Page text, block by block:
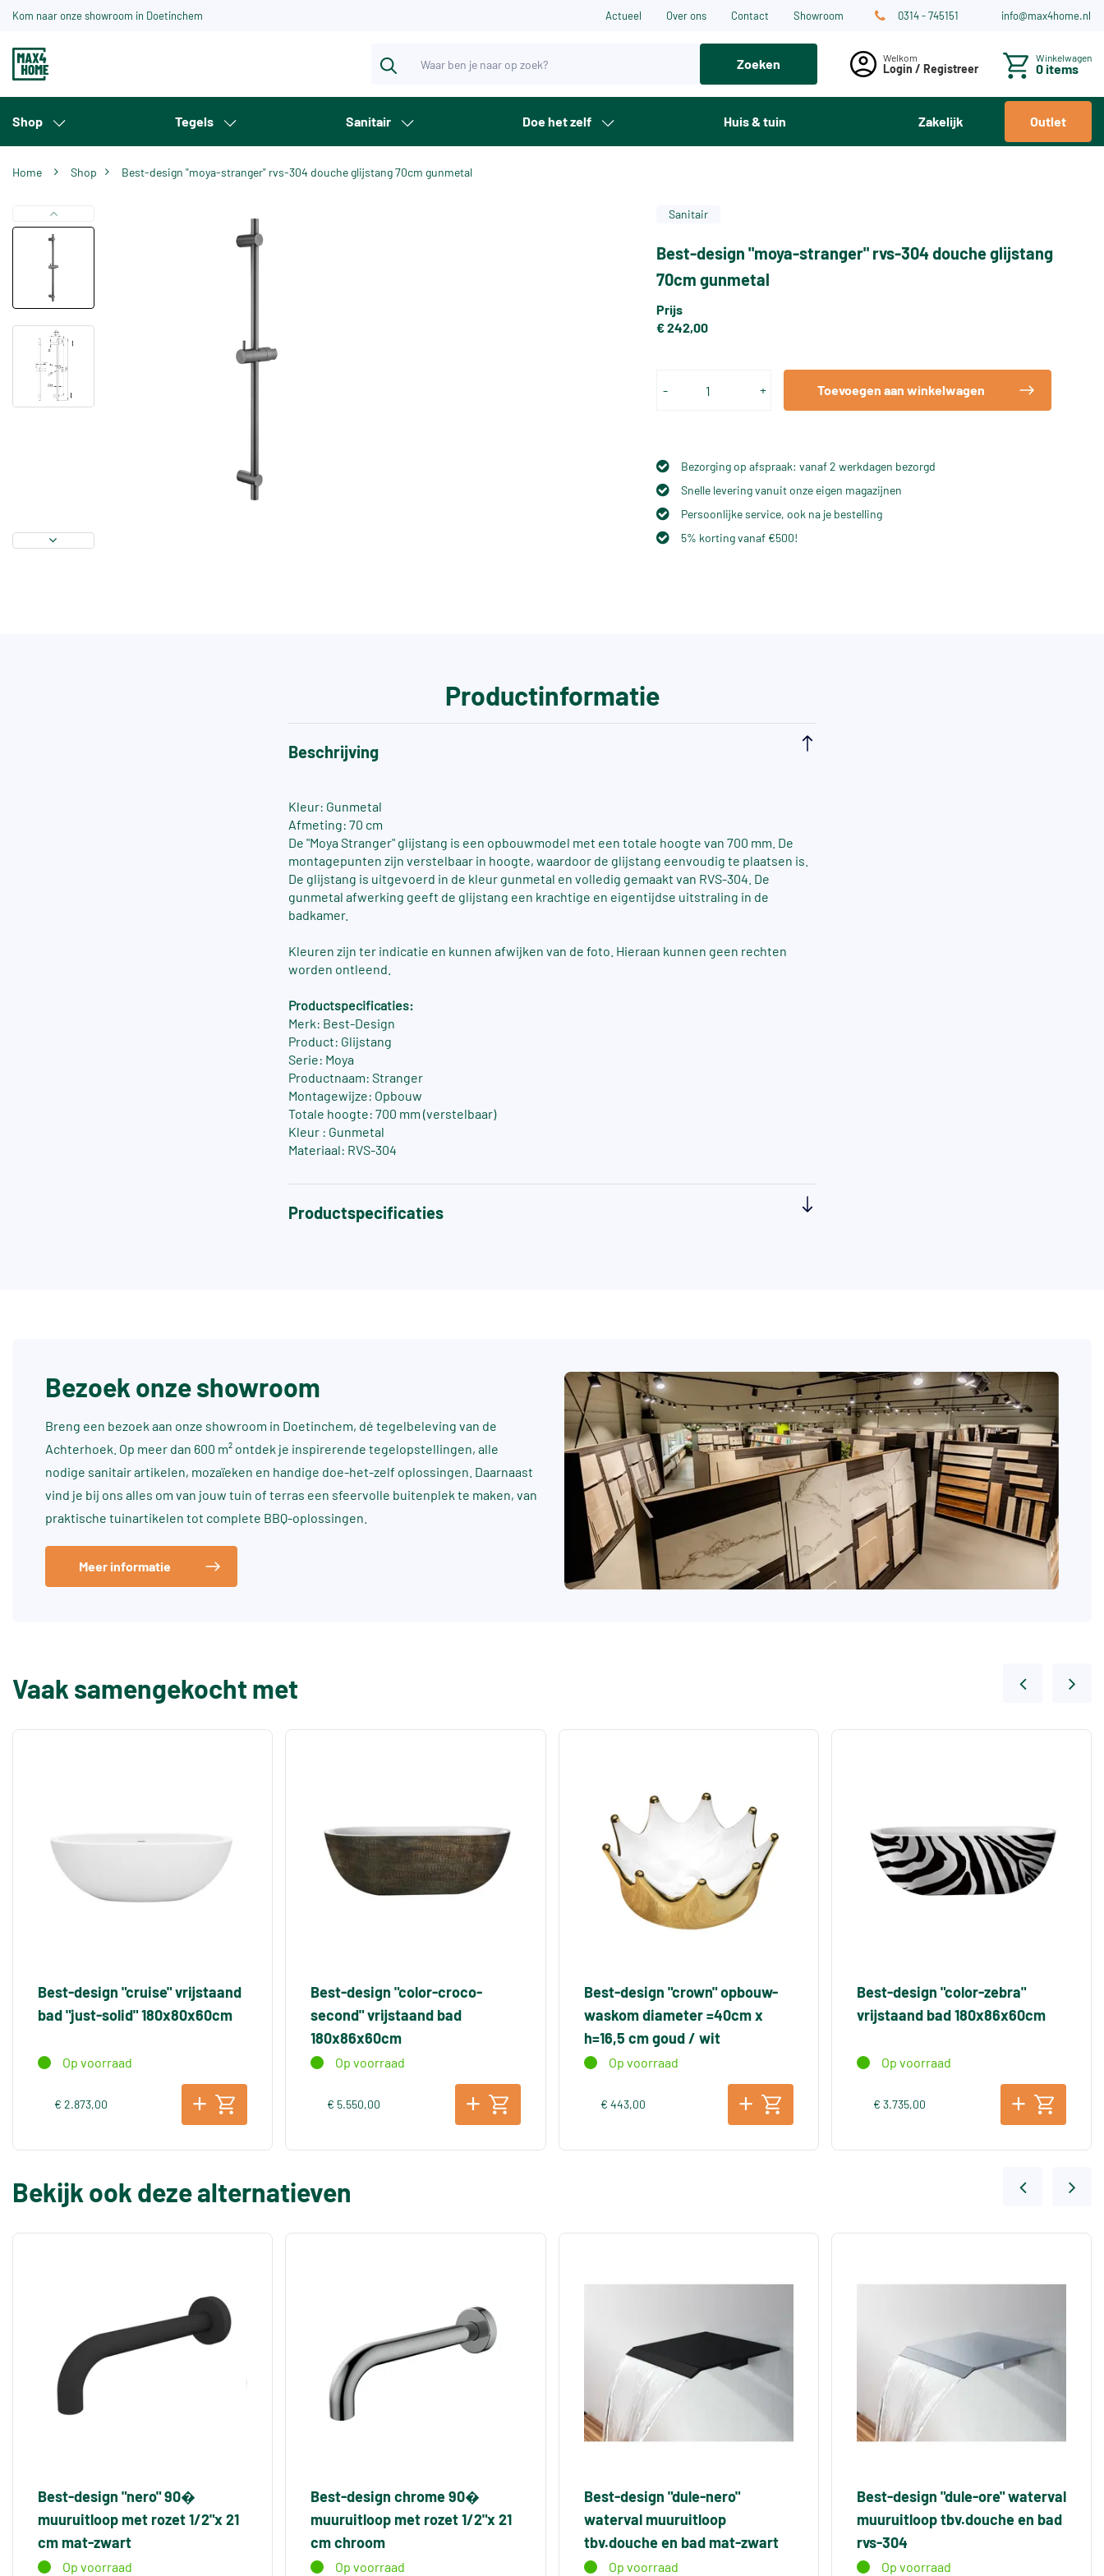
Kom naar onze showroom in Doetinchem Actueel Over ons Contact Showroom 0314 - 745151 info@max4home.nl
Zoeken Login / Registreer
Winkelwagen
0 items
Shop Tegels Sanitair Doe het zelf Huis & tuin Zakelijk Outlet
Home Shop Best-design "moya-stranger" rvs-304 douche glijstang 70cm gunmetal
Sanitair
Best-design "moya-stranger" rvs-304 douche glijstang
70cm gunmetal
Prijs
€ 242,00
- + Toevoegen aan winkelwagen
Bezorging op afspraak: vanaf 2 werkdagen bezorgd
Snelle levering vanuit onze eigen magazijnen
Persoonlijke service, ook na je bestelling
5% korting vanaf €500!
Productinformatie
Beschrijving
Kleur: Gunmetal
Afmeting: 70 cm
De "Moya Stranger" glijstang is een opbouwmodel met een totale hoogte van 700 mm. De
montagepunten zijn verstelbaar in hoogte, waardoor de glijstang eenvoudig te plaatsen is.
De glijstang is uitgevoerd in de kleur gunmetal en volledig gemaakt van RVS-304. De
gunmetal afwerking geeft de glijstang een krachtige en eigentijdse uitstraling in de
badkamer.
Kleuren zijn ter indicatie en kunnen afwijken van de foto. Hieraan kunnen geen rechten
worden ontleend.
Productspecificaties:
Merk: Best-Design
Product: Glijstang
Serie: Moya
Productnaam: Stranger
Montagewijze: Opbouw
Totale hoogte: 700 mm (verstelbaar)
Kleur : Gunmetal
Materiaal: RVS-304
Productspecificaties
Bezoek onze showroom
Breng een bezoek aan onze showroom in Doetinchem, dé tegelbeleving van de
Achterhoek. Op meer dan 600 m² ontdek je inspirerende tegelopstellingen, alle
nodige sanitair artikelen, mozaïeken en handige doe-het-zelf oplossingen. Daarnaast
vind je bij ons alles om van jouw tuin of terras een sfeervolle buitenplek te maken, van
praktische tuinartikelen tot complete BBQ-oplossingen.
Meer informatie
Vaak samengekocht met
Best-design "cruise" vrijstaand
bad "just-solid" 180x80x60cm
Op voorraad
€ 2.873,00
Best-design "color-croco-
second" vrijstaand bad
180x86x60cm
Op voorraad
€ 5.550,00
Best-design "crown" opbouw-
waskom diameter =40cm x
h=16,5 cm goud / wit
Op voorraad
€ 443,00
Best-design "color-zebra"
vrijstaand bad 180x86x60cm
Op voorraad
€ 3.735,00
Bekijk ook deze alternatieven
Best-design "nero" 90�
muuruitloop met rozet 1/2"x 21
cm mat-zwart
Op voorraad
Best-design chrome 90�
muuruitloop met rozet 1/2"x 21
cm chroom
Op voorraad
Best-design "dule-nero"
waterval muuruitloop
tbv.douche en bad mat-zwart
Op voorraad
Best-design "dule-ore" waterval
muuruitloop tbv.douche en bad
rvs-304
Op voorraad